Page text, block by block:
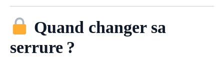
Quand changer sa
serrure ?